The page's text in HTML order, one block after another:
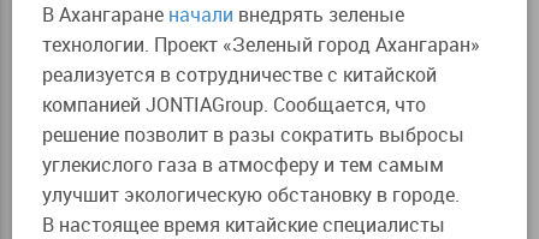
В Ахангаране начали внедрять зеленые
технологии. Проект «Зеленый город Ахангаран»
реализуется в сотрудничестве с китайской
компанией JONTIAGroup. Сообщается, что
решение позволит в разы сократить выбросы
углекислого газа в атмосферу и тем самым
улучшит экологическую обстановку в городе.
В настоящее время китайские специалисты